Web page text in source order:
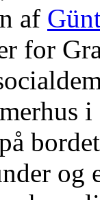
af
for
og